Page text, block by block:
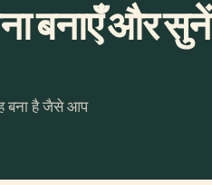
बनाएँ और सुनें
बना है जैसे आप